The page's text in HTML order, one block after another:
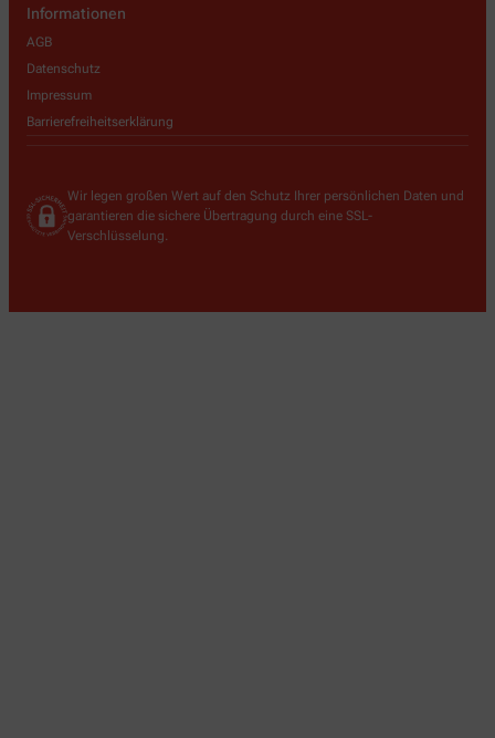
Informationen
AGB
Datenschutz
Impressum
Barrierefreiheitserklärung
Wir legen großen Wert auf den Schutz Ihrer persönlichen Daten und
garantieren die sichere Übertragung durch eine SSL-
Verschlüsselung.